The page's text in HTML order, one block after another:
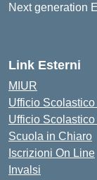
Link Esterni
MIUR
Ufficio
Ufficio
Scuola in Chiaro
Iscrizioni On Line
Invalsi